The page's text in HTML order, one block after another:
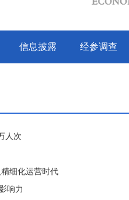
人次
细化运营时代
响力